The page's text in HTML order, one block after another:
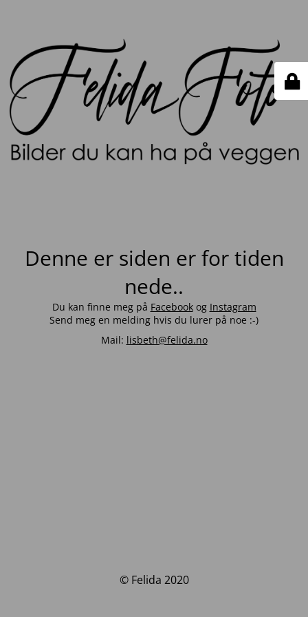
Denne er siden er for tiden
nede..
Du kan finne meg på Facebookog Instagram
Send meg en melding hvis du lurer på noe :-)
Mail: lisbeth@felida.no
© Felida 2020